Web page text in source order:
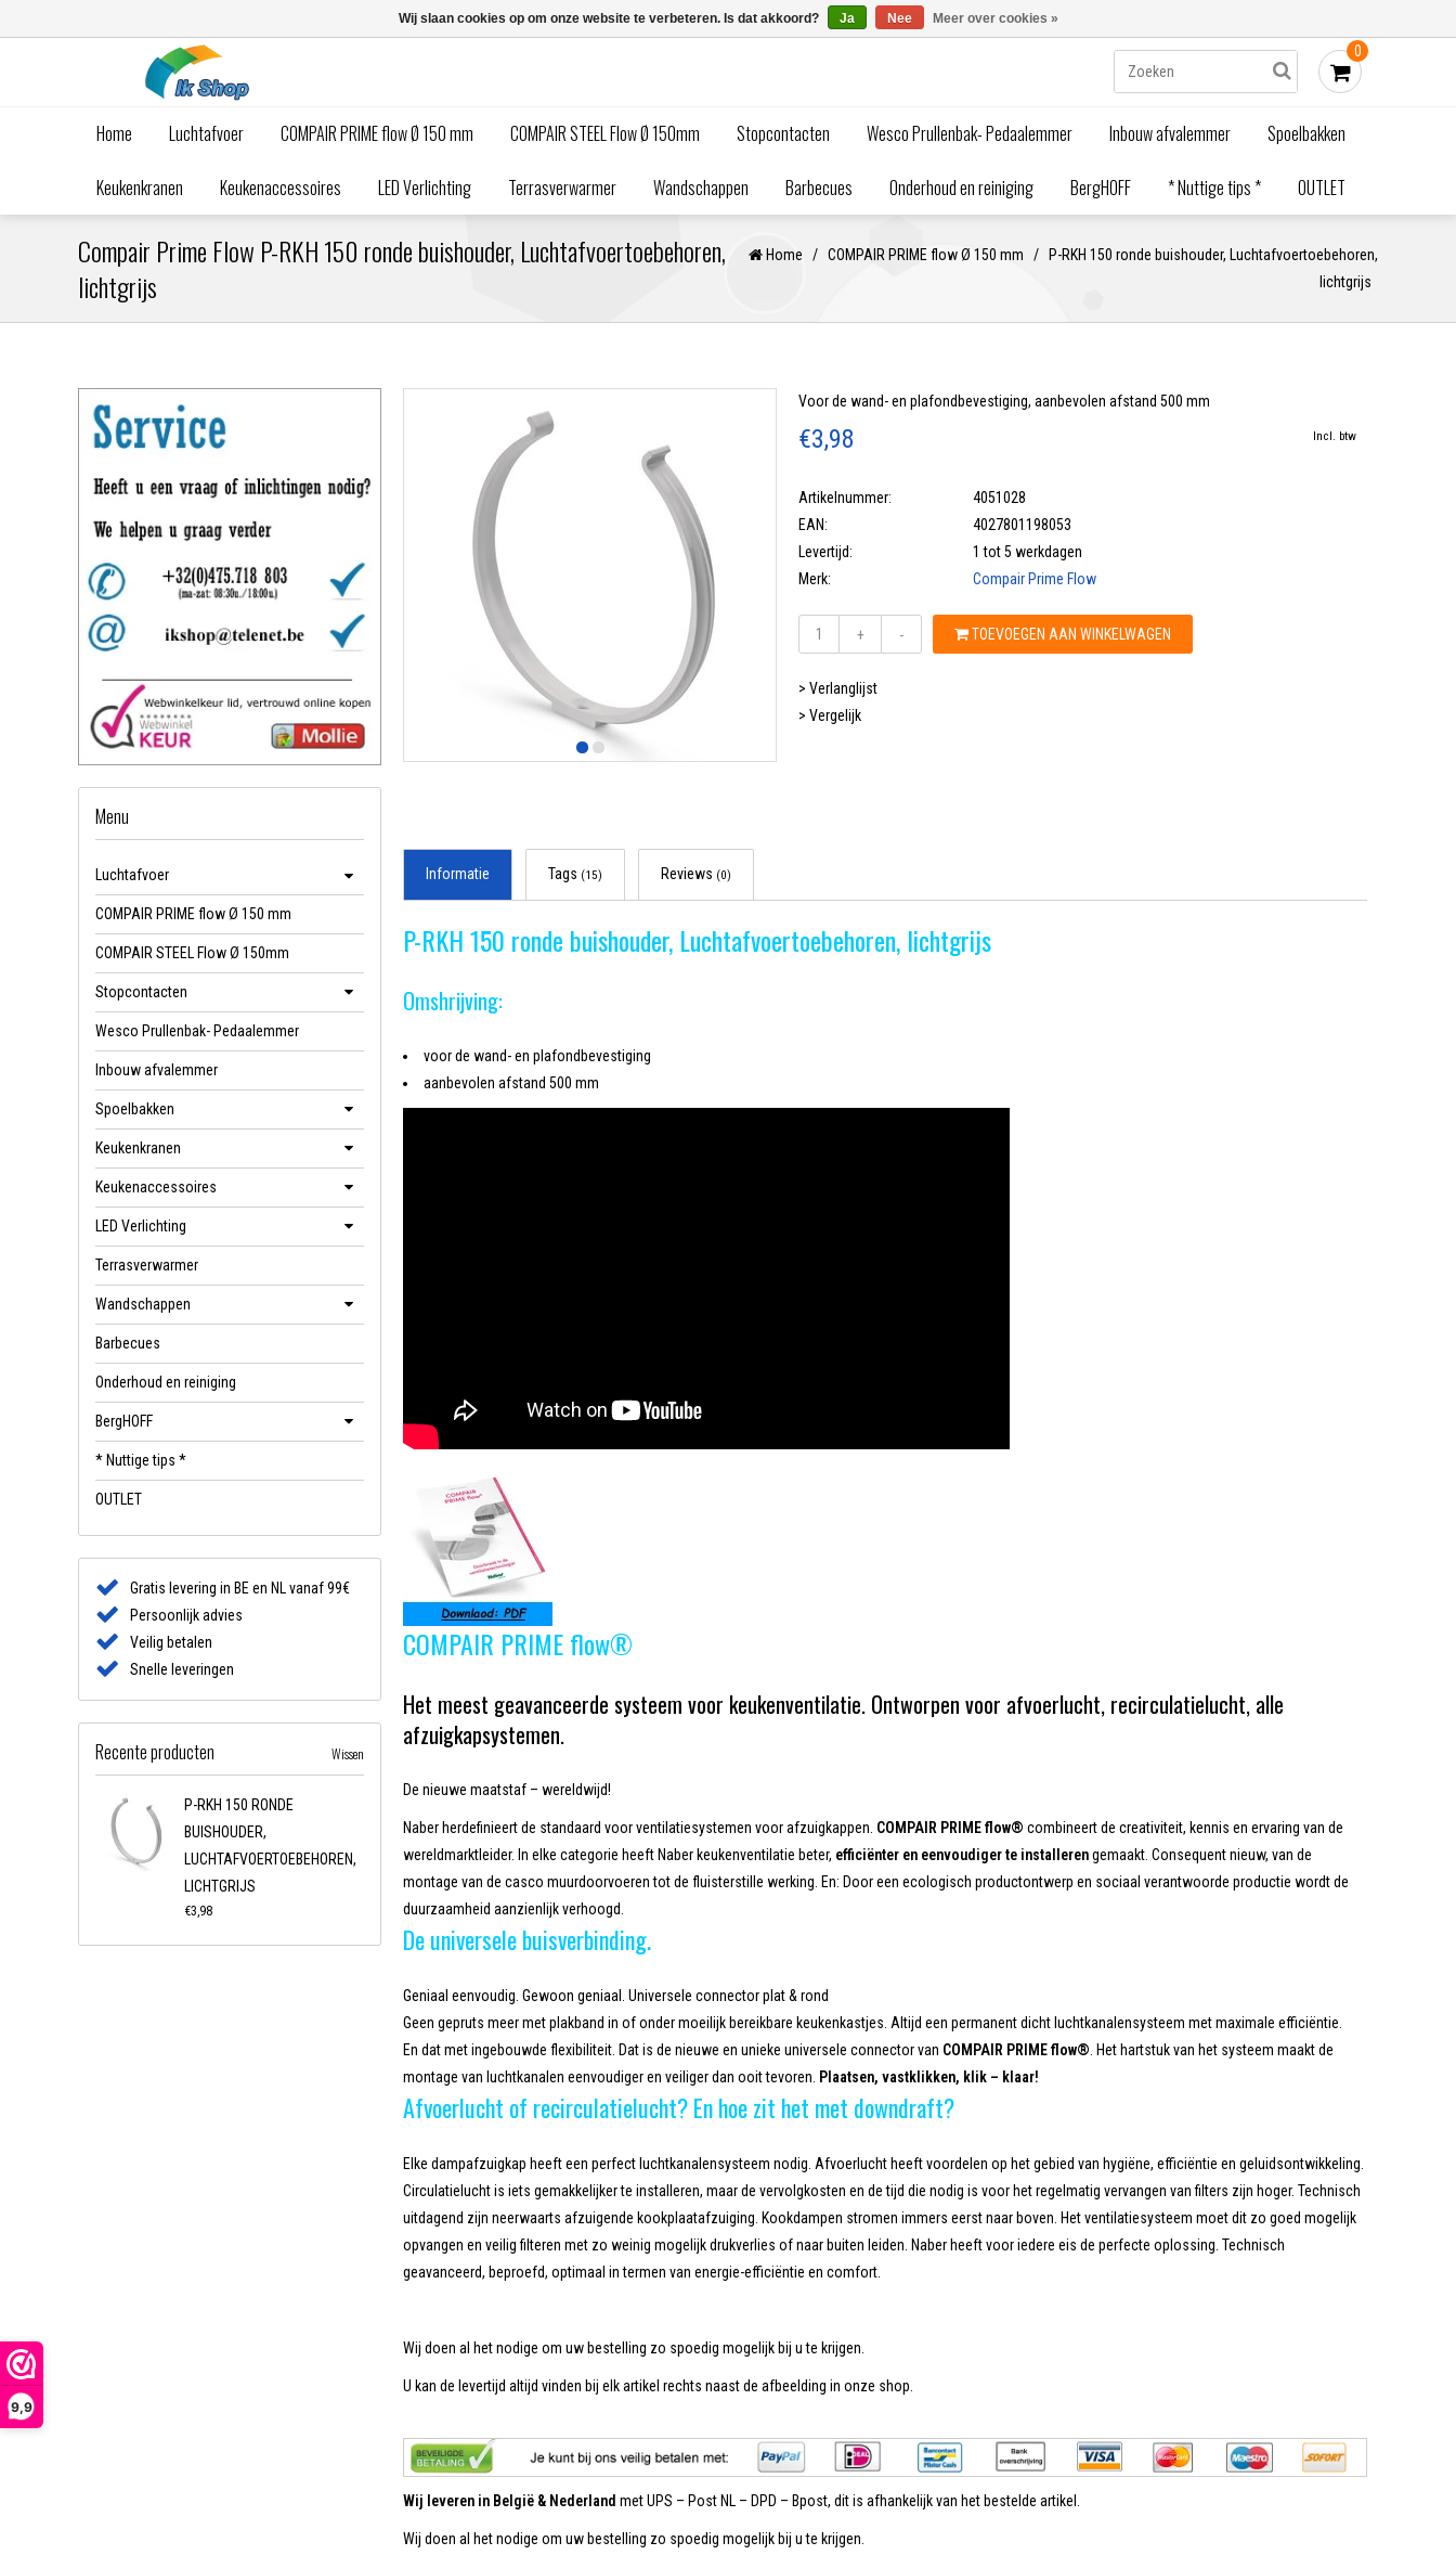
9,9
0
Home Luchtafvoer COMPAIR PRIME flow Ø 150 mm COMPAIR STEEL Flow Ø 150mm Stopcontacten Wesco Prullenbak- Pedaalemmer Inbouw afvalemmer Spoelbakken
Keukenkranen Keukenaccessoires LED Verlichting Terrasverwarmer Wandschappen Barbecues Onderhoud en reiniging BergHOFF * Nuttige tips * OUTLET
Compair Prime Flow P-RKH 150 ronde buishouder, Luchtafvoertoebehoren,
lichtgrijs
Home / COMPAIR PRIME flow Ø 150 mm /
P-RKH 150 ronde buishouder, Luchtafvoertoebehoren,
lichtgrijs
Voor de wand- en plafondbevestiging, aanbevolen afstand 500 mm
€3,98 Incl. btw
Artikelnummer:
4051028
EAN:
4027801198053
Levertijd:
1 tot 5 werkdagen
Merk:
Compair Prime Flow
+ - TOEVOEGEN AAN WINKELWAGEN
> Verlanglijst
> Vergelijk
Informatie Tags (15) Reviews (0)
P-RKH 150 ronde buishouder, Luchtafvoertoebehoren, lichtgrijs
Omshrijving:
voor de wand- en plafondbevestiging
aanbevolen afstand 500 mm
COMPAIR PRIME flow®
Het meest geavanceerde systeem voor keukenventilatie. Ontworpen voor afvoerlucht, recirculatielucht, alle
afzuigkapsystemen.
De nieuwe maatstaf – wereldwijd!
Naber herdefinieert de standaard voor ventilatiesystemen voor afzuigkappen. COMPAIR PRIME flow® combineert de creativiteit, kennis en ervaring van de
wereldmarktleider. In elke categorie heeft Naber keukenventilatie beter, efficiënter en eenvoudiger te installerengemaakt. Consequent nieuw, van de
montage van de casco muurdoorvoeren tot de fluisterstille werking. En: Door een ecologisch productontwerp en sociaal verantwoorde productie wordt de
duurzaamheid aanzienlijk verhoogd.
De universele buisverbinding.
Geniaal eenvoudig. Gewoon geniaal. Universele connector plat & rond
Geen gepruts meer met plakband in of onder moeilijk bereikbare keukenkastjes. Altijd een permanent dicht luchtkanalensysteem met maximale efficiëntie.
En dat met ingebouwde flexibiliteit. Dat is de nieuwe en unieke universele connector van COMPAIR PRIME flow® . Het hartstuk van het systeem maakt de
montage van luchtkanalen eenvoudiger en veiliger dan ooit tevoren. Plaatsen, vastklikken, klik – klaar!
Afvoerlucht of recirculatielucht? En hoe zit het met downdraft?
Elke dampafzuigkap heeft een perfect luchtkanalensysteem nodig. Afvoerlucht heeft voordelen op het gebied van hygiëne, efficiëntie en geluidsontwikkeling.
Circulatielucht is iets gemakkelijker te installeren, maar de vervolgkosten en de tijd die nodig is voor het regelmatig vervangen van filters zijn hoger. Technisch
uitdagend zijn neerwaarts afzuigende kookplaatafzuiging. Kookdampen stromen immers eerst naar boven. Het ventilatiesysteem moet dit zo goed mogelijk
opvangen en veilig filteren met zo weinig mogelijk drukverlies of naar buiten leiden. Naber heeft voor iedere eis de perfecte oplossing. Technisch
geavanceerd, beproefd, optimaal in termen van energie-efficiëntie en comfort.
Wij doen al het nodige om uw bestelling zo spoedig mogelijk bij u te krijgen.
U kan de levertijd altijd vinden bij elk artikel rechts naast de afbeelding in onze shop.
Wij leveren in België & Nederland met UPS – Post NL – DPD – Bpost, dit is afhankelijk van het bestelde artikel.
Wij doen al het nodige om uw bestelling zo spoedig mogelijk bij u te krijgen.
Menu
Luchtafvoer
COMPAIR PRIME flow Ø 150 mm
COMPAIR STEEL Flow Ø 150mm
Stopcontacten
Wesco Prullenbak- Pedaalemmer
Inbouw afvalemmer
Spoelbakken
Keukenkranen
Keukenaccessoires
LED Verlichting
Terrasverwarmer
Wandschappen
Barbecues
Onderhoud en reiniging
BergHOFF
* Nuttige tips *
OUTLET
Gratis levering in BE en NL vanaf 99€
Persoonlijk advies
Veilig betalen
Snelle leveringen
Recente producten Wissen
P-RKH 150 RONDE
BUISHOUDER,
LUCHTAFVOERTOEBEHOREN,
LICHTGRIJS
€3,98
Wij slaan cookies op om onze website te verbeteren. Is dat akkoord? Ja Nee Meer over cookies »